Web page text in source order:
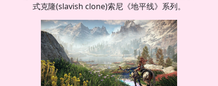
式克隆(slavish clone)索尼《地平线》系列。